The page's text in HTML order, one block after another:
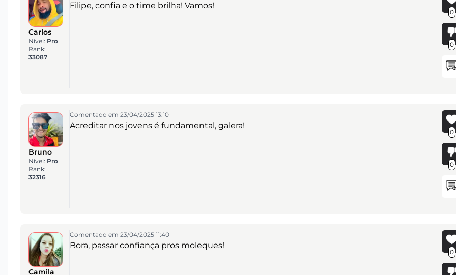
Carlos
Nível: Pro
Rank:
33087
Filipe, confia e o time brilha! Vamos!
0
0
Bruno
Nível: Pro
Rank:
32316
Comentado em 23/04/2025 13:10
Acreditar nos jovens é fundamental, galera!
0
0
Camila
Comentado em 23/04/2025 11:40
Bora, passar confiança pros moleques!
0